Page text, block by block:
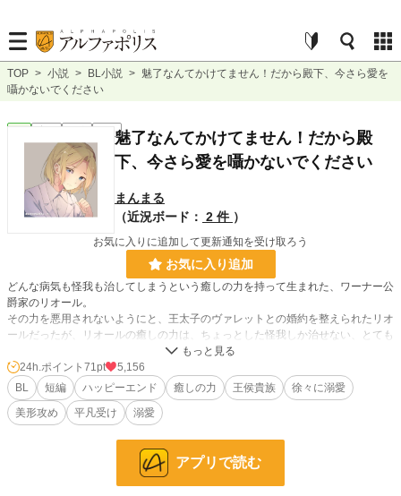
TOP > 小説 > BL小説 > 魅了なんてかけてません！だから殿下、今さら愛を
囁かないでください
魅了なんてかけてません！だから殿
下、今さら愛を囁かないでください
まんまる
（近況ボード： 2 件 ）
お気に入りに追加して更新通知を受け取ろう
お気に入り追加
どんな病気も怪我も治してしまうという癒しの力を持って生まれた、ワーナー公
爵家のリオール。
その力を悪用されないようにと、王太子のヴァレットとの婚約を整えられたリオ
ールだったが、リオールの癒しの力は、ちょっとした怪我しか治せない、とても
リオールは、必要最低限しか婚約者の務めを果たさないヴァレットとの仲を悩み
ながらも、自分にできる事を精一杯やろうと、公爵家の敷地内の一角で治癒院を
始める。
治癒院で人々の傷を癒しながら、少しずつやり甲斐を感じ始めるリオールだった
が、治療にやってくる人々の、何やらおかしな様子に気づく。
24h.ポイント 71pt
5,156
BL
短編 ハッピーエンド 癒しの力 王侯貴族
徐々に溺愛
美形攻め
平凡受け 溺愛
アプリで読む